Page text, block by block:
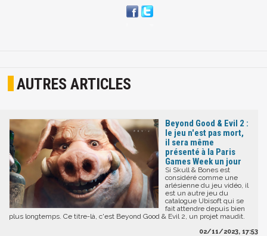
AUTRES ARTICLES
Beyond Good & Evil 2 :
le jeu n'est pas mort,
il sera même
présenté à la Paris
Games Week un jour
Si Skull & Bones est
considéré comme une
arlésienne du jeu vidéo, il
est un autre jeu du
catalogue Ubisoft qui se
fait attendre depuis bien
plus longtemps. Ce titre-là, c'est Beyond Good & Evil 2, un projet maudit.
02/11/2023, 17:53